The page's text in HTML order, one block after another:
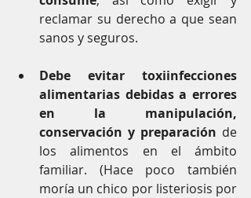
reclamar su derecho a que sean
sanos y seguros.
Debe evitar toxiinfecciones
alimentarias debidas a errores
en la manipulación,
conservación y preparación de
los alimentos en el ámbito
familiar. (Hace poco también
moría un chico por listeriosis por